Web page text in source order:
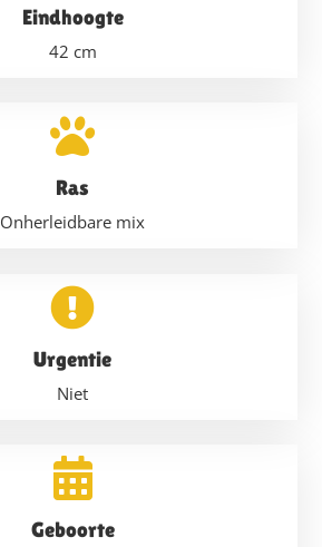
Eindhoogte
42 cm
Ras
Onherleidbare mix
Urgentie
Niet
Geboorte